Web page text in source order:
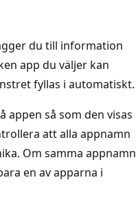
du till information
app du väljer kan
fyllas i automatiskt.
appen så som den visas
att alla appnamn
Om samma appnamn
en av apparna i